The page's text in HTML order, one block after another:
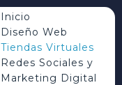
Inicio
Diseño Web
Tiendas Virtuales
Redes Sociales y
Marketing Digital